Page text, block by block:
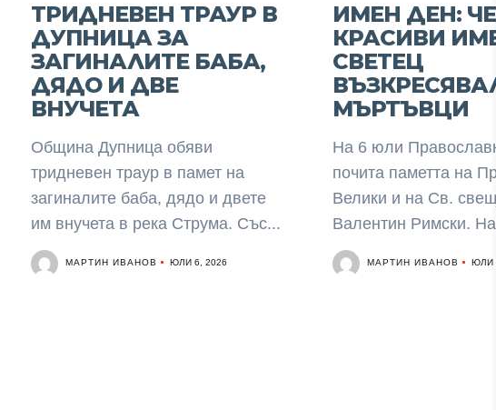
ТРИДНЕВЕН ТРАУР В
ДУПНИЦА ЗА
ЗАГИНАЛИТЕ БАБА,
ДЯДО И ДВЕ
ВНУЧЕТА
Община Дупница обяви
тридневен траур в памет на
загиналите баба, дядо и двете
им внучета в река Струма. Със...
МАРТИН ИВАНОВ ЮЛИ 6, 2026
ИМЕН ДЕН:
КРАСИВИ
СВЕТЕЦ
МЪРТЪВЦИ
На 6 юли
почита паметта на
Велики и на Св.
Валентин Римски. На
МАРТИН ИВАНОВ ЮЛИ